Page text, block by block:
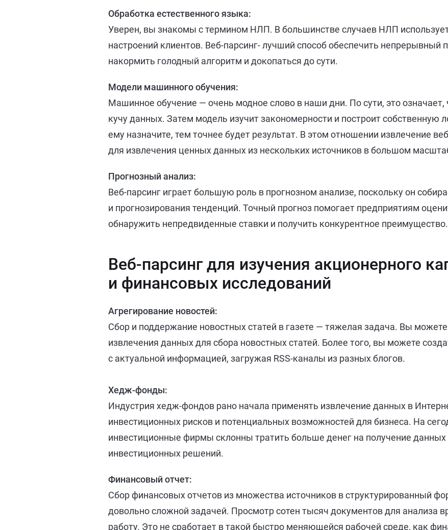
Обработка естественного языка:
Уверен, вы знакомы с термином НЛП. В большинстве случаев НЛП
настроений клиентов. Веб-парсинг- лучший способ обеспечить непрерывный
накормить голодный алгоритм и докопаться до сути.
Модели машинного обучения:
Машинное обучение — очень модное слово в наши дни. По сути, это
кучу данных. Затем модель изучит закономерности и построит
ему назначите, тем точнее будет результат. В этом отношении извлечение
для извлечения ценных данных из нескольких источников в большом
Прогнозный анализ:
Веб-парсинг играет большую роль в прогнозном анализе, поскольку он
и прогнозирования тенденций. Точный прогноз помогает предприятиям
обнаружить непредвиденные ставки и получить конкурентное преимущество.
Веб-парсинг для изучения акционерного
и финансовых исследований
Агрегирование новостей:
Сбор и поддержание новостных статей в газете — тяжелая задача. Вы
извлечения данных для сбора новостных статей. Более того, вы можете
с актуальной информацией, загружая RSS-каналы из разных блогов.
Хедж-фонды:
Индустрия хедж-фондов рано начала применять извлечение данных в
инвестиционных рисков и потенциальных возможностей для бизнеса. На
инвестиционные фирмы склонны тратить больше денег на получение данных
инвестиционных решений.
Финансовый отчет:
Сбор финансовых отчетов из множества источников в структурированный
довольно сложной задачей. Просмотр сотен тысяч документов для анализа
работу. Это не сработает в такой быстро меняющейся рабочей среде, как